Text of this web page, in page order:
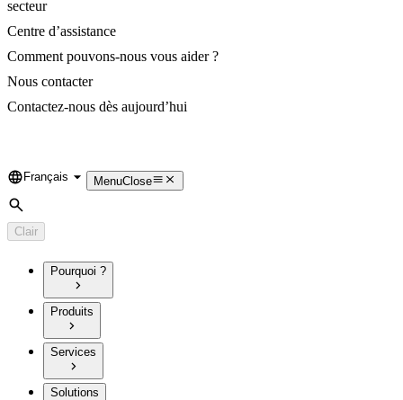
secteur
Centre d’assistance
Comment pouvons-nous vous aider ?
Nous contacter
Contactez-nous dès aujourd’hui
Language
Français MenuClose
Rechercher
Clair
Pourquoi ?
Produits
Services
Solutions